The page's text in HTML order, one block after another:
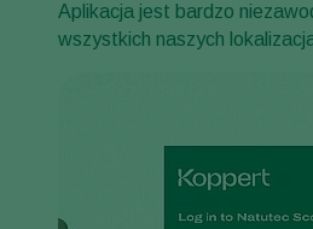
Aplikacja jest bardzo
wszystkich naszych